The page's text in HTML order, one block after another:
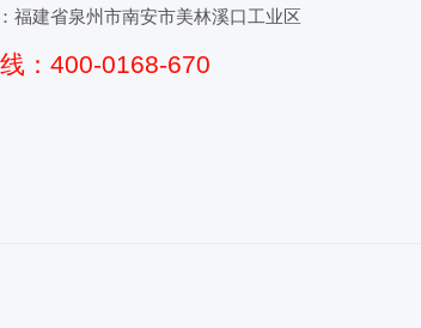
福建省泉州市南安市美林溪口工业区
：400-0168-670